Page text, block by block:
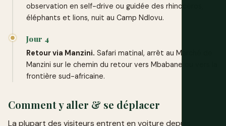
observation en self-drive ou guidée des rhinocéros,
éléphants et lions, nuit au Camp Ndlovu.
Jour 4
Retour via Manzini. Safari matinal, arrêt au Marché de
Manzini sur le chemin du retour vers Mbabane ou vers la
frontière sud-africaine.
Comment y aller & se déplacer
La plupart des visiteurs entrent en voiture depuis